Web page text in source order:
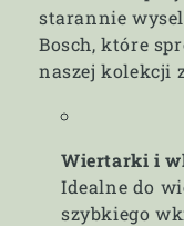
starannie
Bosch, które
naszej kolekcji
Wiertarki i
Idealne do
szybkiego